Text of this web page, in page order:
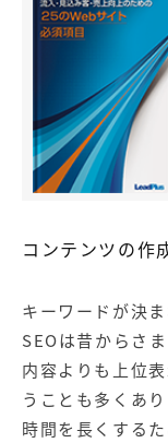
コンテンツの作
キーワードが決
SEOは昔からさ
内容よりも上位
うことも多くあ
時間を長くする